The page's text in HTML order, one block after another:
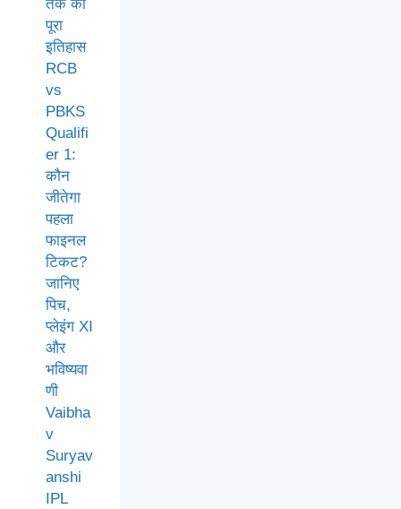
तक का
पूरा
इतिहास
RCB
vs
PBKS
Qualifi
er 1:
कौन
जीतेगा
पहला
फाइनल
टिकट?
जानिए
पिच,
प्लेइंग XI
और
भविष्यवा
णी
Vaibha
v
Suryav
anshi
IPL